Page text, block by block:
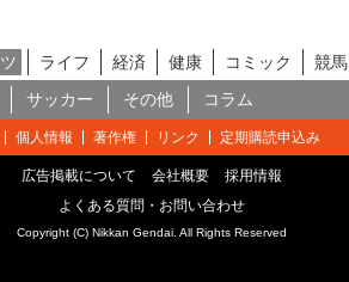
ライフ 経済 健康 コミック 競馬
サッカー その他 コラム
個人情報 著作権 リンク 定期購読申込み
広告掲載について 会社概要
採用情報
よくある質問・お問い合わせ
Copyright (C) Nikkan Gendai. All Rights Reserved